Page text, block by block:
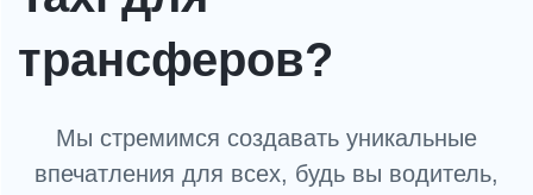
трансферов?
Мы стремимся создавать уникальные
впечатления для всех, будь вы водитель,